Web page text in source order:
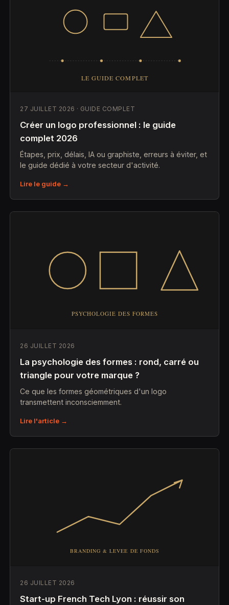
27 JUILLET 2026 · GUIDE COMPLET
Créer un logo professionnel : le guide
complet 2026
Étapes, prix, délais, IA ou graphiste, erreurs à éviter, et
le guide dédié à votre secteur d'activité.
Lire le guide →
26 JUILLET 2026
La psychologie des formes : rond, carré ou
triangle pour votre marque ?
Ce que les formes géométriques d'un logo
transmettent inconsciemment.
Lire l'article →
26 JUILLET 2026
Start-up French Tech Lyon : réussir son